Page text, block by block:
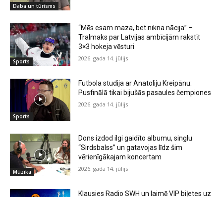
Daba un tūrisms
Sports
“Mēs esam maza, bet nikna nācija” –
Tralmaks par Latvijas ambīcijām rakstīt
3×3 hokeja vēsturi
2026. gada 14. jūlijs
Sports
Futbola studija ar Anatoliju Kreipānu:
Pusfinālā tikai bijušās pasaules čempiones
2026. gada 14. jūlijs
Mūzika
Dons izdod ilgi gaidīto albumu, singlu
“Sirdsbalss” un gatavojas līdz šim
vērienīgākajam koncertam
2026. gada 14. jūlijs
Klausies Radio SWH un laimē VIP biļetes uz